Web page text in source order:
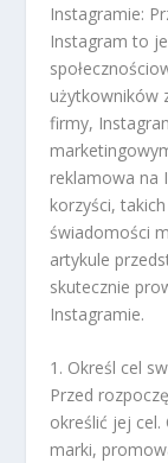
Instagramie:
Instagram to
użytkowników
firmy,
reklamowa na
korzyści,
świadomości
artykule
skutecznie
Instagramie.
1. Określ cel
Przed
określić jej cel.
marki,